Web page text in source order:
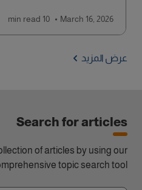
عن تعليم عالي الجودة.
March 16, 2026
10 min
read
عرض المزيد
Search for articles
of articles by using our
topic search tool.